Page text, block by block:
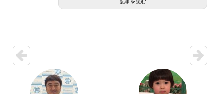
記事を読む